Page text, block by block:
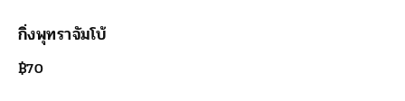
กิ่งพุทราจัมโบ้
฿70